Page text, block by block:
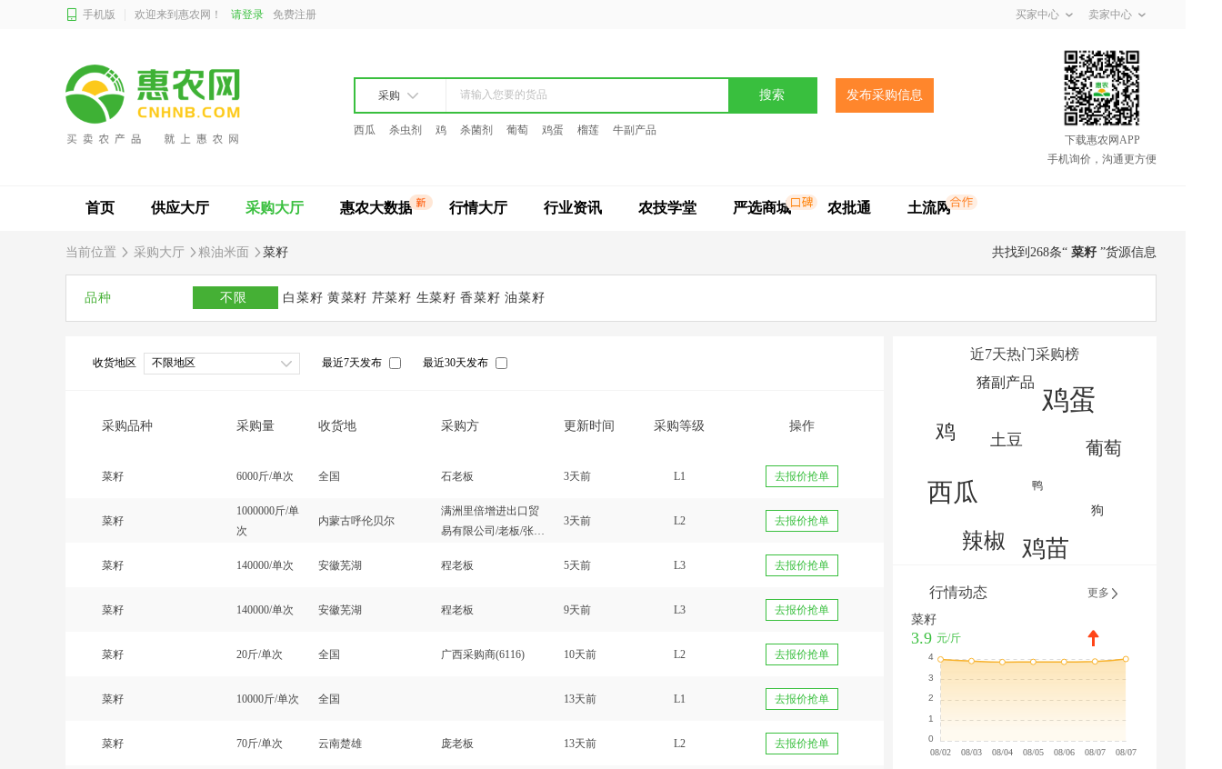
手机版 欢迎来到惠农网！ 请登录 免费注册 买家中心 卖家中心
采购 搜索 发布采购信息
西瓜 杀虫剂 鸡 杀菌剂 葡萄 鸡蛋 榴莲
牛副产品
下载惠农网APP
手机询价，沟通更方便
首页 供应大厅 采购大厅 惠农大数据 行情大厅 行业资讯 农技学堂 严选商城 农批通 土流网
当前位置 采购大厅 粮油米面 菜籽 共找到268条“ 菜籽”货源信息
品种 不限 白菜籽 黄菜籽 芹菜籽 生菜籽香菜籽油菜籽
收货地区 不限地区 最近7天发布 最近30天发布
采购品种 采购量 收货地 采购方 更新时间 采购等级 操作
菜籽 6000斤/单次 全国 石老板 3天前 L1 去报价抢单
菜籽
1000000斤/单
次
内蒙古呼伦贝尔
满洲里倍增进出口贸
易有限公司/老板/张老
3天前 L2 去报价抢单
菜籽 140000/单次 安徽芜湖 程老板 5天前 L3 去报价抢单
菜籽 140000/单次 安徽芜湖 程老板 9天前 L3 去报价抢单
菜籽 20斤/单次 全国 广西采购商(6116) 10天前 L2 去报价抢单
菜籽 10000斤/单次 全国 13天前 L1 去报价抢单
菜籽 70斤/单次 云南楚雄 庞老板 13天前 L2 去报价抢单
近7天热门采购榜
行情动态 更多
菜籽
3.9 元/斤